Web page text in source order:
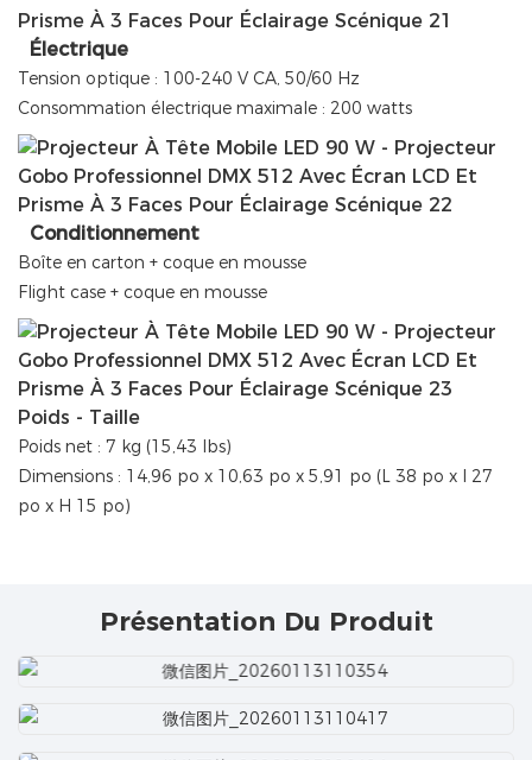
Électrique
Tension optique : 100-240 V CA, 50/60 Hz
Consommation électrique maximale : 200 watts
Conditionnement
Boîte en carton + coque en mousse
Flight case + coque en mousse
Poids - Taille
Poids net : 7 kg (15,43 lbs)
Dimensions : 14,96 po x 10,63 po x 5,91 po (L 38 po x l 27
po x H 15 po)
Présentation Du Produit